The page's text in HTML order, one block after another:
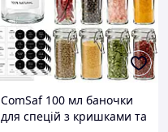
ComSaf 100 мл баночки
для спецій з кришками та